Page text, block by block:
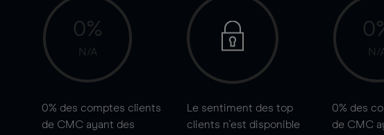
0%
N/A
0% des comptes clients
de CMC ayant des
Le sentiment des top
clients n'est disponible
N/
0% des
de CMC